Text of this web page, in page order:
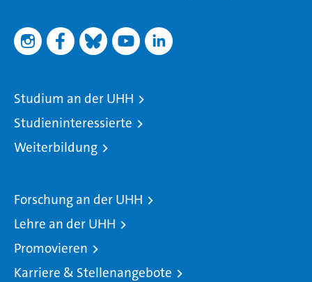
Studium an der UHH
Studieninteressierte
Weiterbildung
Forschung an der UHH
Lehre an der UHH
Promovieren
Karriere & Stellenangebote